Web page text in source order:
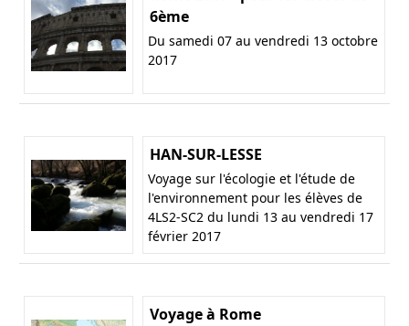
6ème
Du samedi 07 au vendredi 13 octobre
2017
HAN-SUR-LESSE
Voyage sur l'écologie et l'étude de
l'environnement pour les élèves de
4LS2-SC2 du lundi 13 au vendredi 17
février 2017
Voyage à Rome